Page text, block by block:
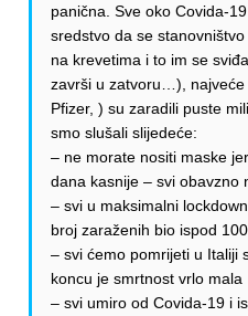
panična. Sve oko Covida-
sredstvo da se
na krevetima i to im se
završi u zatvoru…), najveće
Pfizer, ) su zaradili puste
smo slušali slijedeće:
– ne morate nositi maske
dana kasnije – svi obavzno
– svi u maksimalni
broj zaraženih bio ispod 100
– svi ćemo pomrijeti u Italiji
koncu je smrtnost vrlo mala
– svi umiro od Covida-19 i